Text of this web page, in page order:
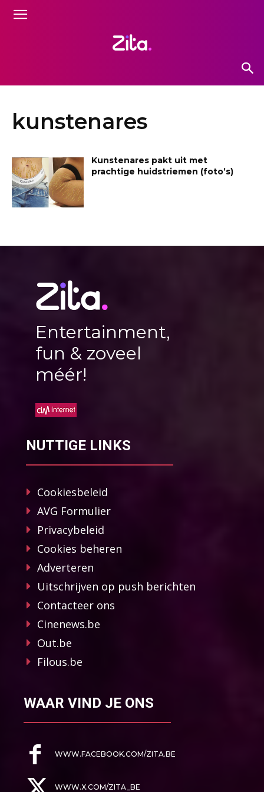
kunstenares
Kunstenares pakt uit met
prachtige huidstriemen (foto’s)
Entertainment,
fun & zoveel
méér!
NUTTIGE LINKS
Cookiesbeleid
AVG Formulier
Privacybeleid
Cookies beheren
Adverteren
Uitschrijven op push berichten
Contacteer ons
Cinenews.be
Out.be
Filous.be
WAAR VIND JE ONS
WWW.FACEBOOK.COM/ZITA.BE
WWW.X.COM/ZITA_BE